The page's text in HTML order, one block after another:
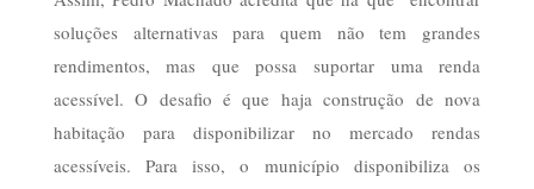
soluções alternativas para quem não tem grandes
rendimentos, mas que possa suportar uma renda
acessível. O desafio é que haja construção de nova
habitação para disponibilizar no mercado rendas
acessíveis. Para isso, o município disponibiliza os